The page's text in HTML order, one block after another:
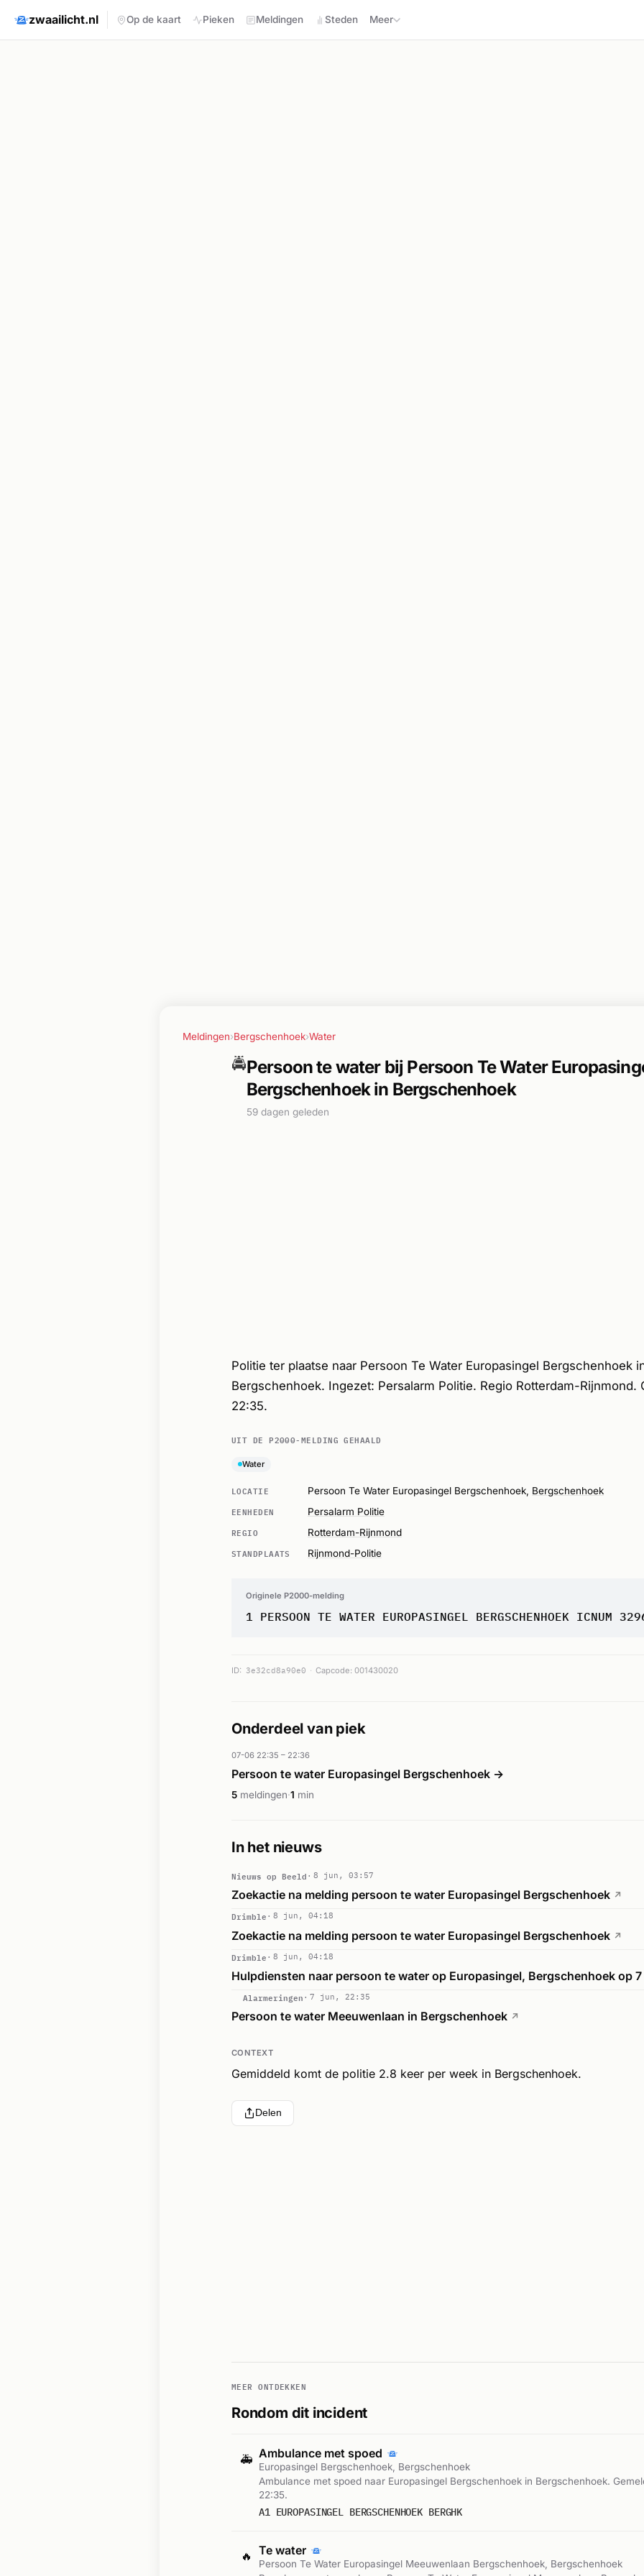
zwaailicht.nl Op de kaart Pieken Meldingen Steden Meer
Meldingen›Bergschenhoek›Water
🚔Persoon te water bij Persoon Te Water
Bergschenhoek in Bergschenhoek
59 dagen geleden
Politie ter plaatse naar Persoon Te Water Europasingel Bergschenhoek
Bergschenhoek. Ingezet: Persalarm Politie. Regio Rotterdam-Rijnmond.
22:35.
UIT DE P2000-MELDING GEHAALD
Water
LOCATIE Persoon Te Water Europasingel Bergschenhoek, Bergschenhoek
EENHEDEN Persalarm Politie
REGIO Rotterdam-Rijnmond
STANDPLAATS Rijnmond-Politie
Originele P2000-melding
1 PERSOON TE WATER EUROPASINGEL BERGSCHENHOEK ICNUM
ID: 3e32cd8a90e0 Capcode: 001430020
Onderdeel van piek
07-06 22:35 – 22:36
Persoon te water Europasingel Bergschenhoek →
5 meldingen·1 min
In het nieuws
Nieuws op Beeld 8 jun, 03:57
Zoekactie na melding persoon te water Europasingel Bergschenhoek ↗
Drimble 8 jun, 04:18
Zoekactie na melding persoon te water Europasingel Bergschenhoek ↗
Drimble 8 jun, 04:18
Hulpdiensten naar persoon te water op Europasingel, Bergschenhoek op
Alarmeringen 7 jun, 22:35
Persoon te water Meeuwenlaan in Bergschenhoek ↗
CONTEXT
Gemiddeld komt de politie 2.8 keer per week in Bergschenhoek.
Delen
MEER ONTDEKKEN
Rondom dit incident
🚑 Ambulance met spoed
Europasingel Bergschenhoek, Bergschenhoek
Ambulance met spoed naar Europasingel Bergschenhoek in Bergschenhoek.
22:35.
A1 EUROPASINGEL BERGSCHENHOEK BERGHK
🔥 Te water
Persoon Te Water Europasingel Meeuwenlaan Bergschenhoek, Bergschenhoek